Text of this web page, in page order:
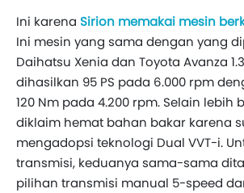
Ini karena Sirion memakai mesin
Ini mesin yang sama dengan yang
Daihatsu Xenia dan Toyota Avanza
dihasilkan 95 PS pada 6.000 rpm
120 Nm pada 4.200 rpm. Selain lebih
diklaim hemat bahan bakar karena
mengadopsi teknologi Dual VVT-i.
transmisi, keduanya sama-sama
pilihan transmisi manual 5-speed